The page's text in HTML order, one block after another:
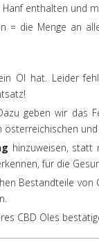
enthalten und
= die Menge an
Öl hat. Leider
geben wir das
hinzuweisen, statt
für die
Bestandteile
CBD Öles